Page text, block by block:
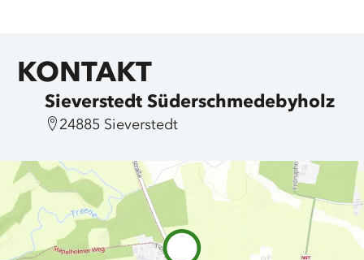
KONTAKT
Sieverstedt Süderschmedebyholz
24885 Sieverstedt